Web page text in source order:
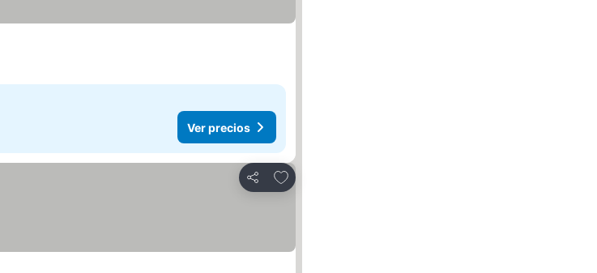
Ver precios
Compartir
Agregar a favoritos